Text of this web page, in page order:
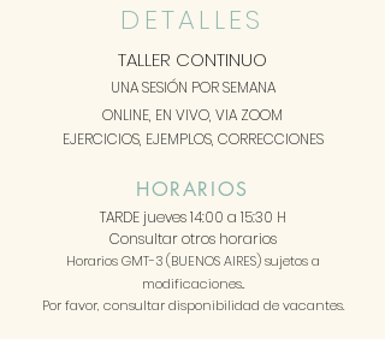
DETALLES
TALLER CONTINUO
UNA SESIÓN POR SEMANA
ONLINE, EN VIVO, VIA ZOOM
EJERCICIOS, EJEMPLOS, CORRECCIONES
HORARIOS
TARDE jueves14:00 a 15:30 H
Consultar otros horarios
Horarios GMT-3 (BUENOS AIRES) sujetos a
modificaciones..
Por favor, consultar disponibilidad de vacantes.